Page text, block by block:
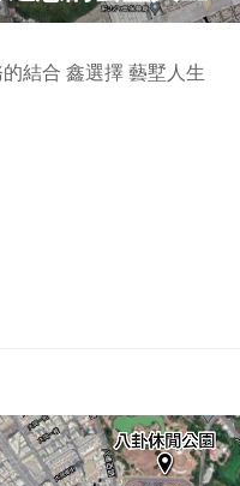
結合 鑫選擇 藝墅人生